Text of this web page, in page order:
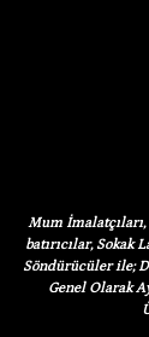
Mum İmalatçıları,
batırıcılar, Sokak
Söndürücüler ile;
Genel Olarak